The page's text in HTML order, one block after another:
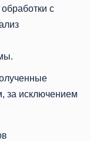
с
за исключением